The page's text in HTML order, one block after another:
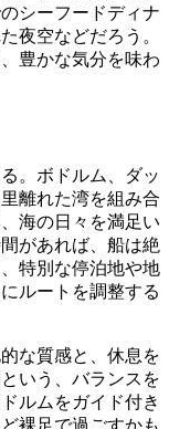
シーフードディナ
夜空などだろう。
豊かな気分を味わ
。ボドルム、ダッ
離れた湾を組み合
海の日々を満足い
があれば、船は絶
特別な停泊地や地
ルートを調整する
な質感と、休息を
いう、バランスを
ルムをガイド付き
裸足で過ごすかも